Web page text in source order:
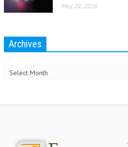
PEER REVIEW
AUTORI
May 28, 2026
Archives